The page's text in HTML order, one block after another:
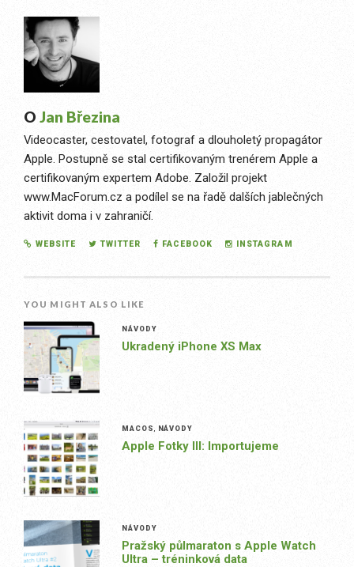
O Jan Březina
Videocaster, cestovatel, fotograf a dlouholetý propagátor
Apple. Postupně se stal certifikovaným trenérem Apple a
certifikovaným expertem Adobe. Založil projekt
www.MacForum.cz a podílel se na řadě dalších jablečných
aktivit doma i v zahraničí.
WEBSITE TWITTER FACEBOOK INSTAGRAM
YOU MIGHT ALSO LIKE
NÁVODY
Ukradený iPhone XS Max
MACOS NÁVODY
Apple Fotky III: Importujeme
NÁVODY
Pražský půlmaraton s Apple Watch
Ultra – tréninková data